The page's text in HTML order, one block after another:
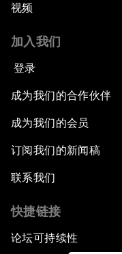
视频
加入我们
登录
成为我们的合作伙伴
成为我们的会员
订阅我们的新闻稿
联系我们
快捷链接
论坛可持续性